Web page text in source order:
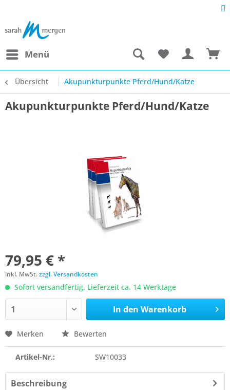
Menü
Übersicht Akupunkturpunkte Pferd/Hund/Katze
Akupunkturpunkte Pferd/Hund/Katze
79,95 € *
inkl. MwSt.zzgl. Versandkosten
Sofort versandfertig, Lieferzeit ca. 14 Werktage
In den Warenkorb
Merken Bewerten
Artikel-Nr.: SW10033
Beschreibung